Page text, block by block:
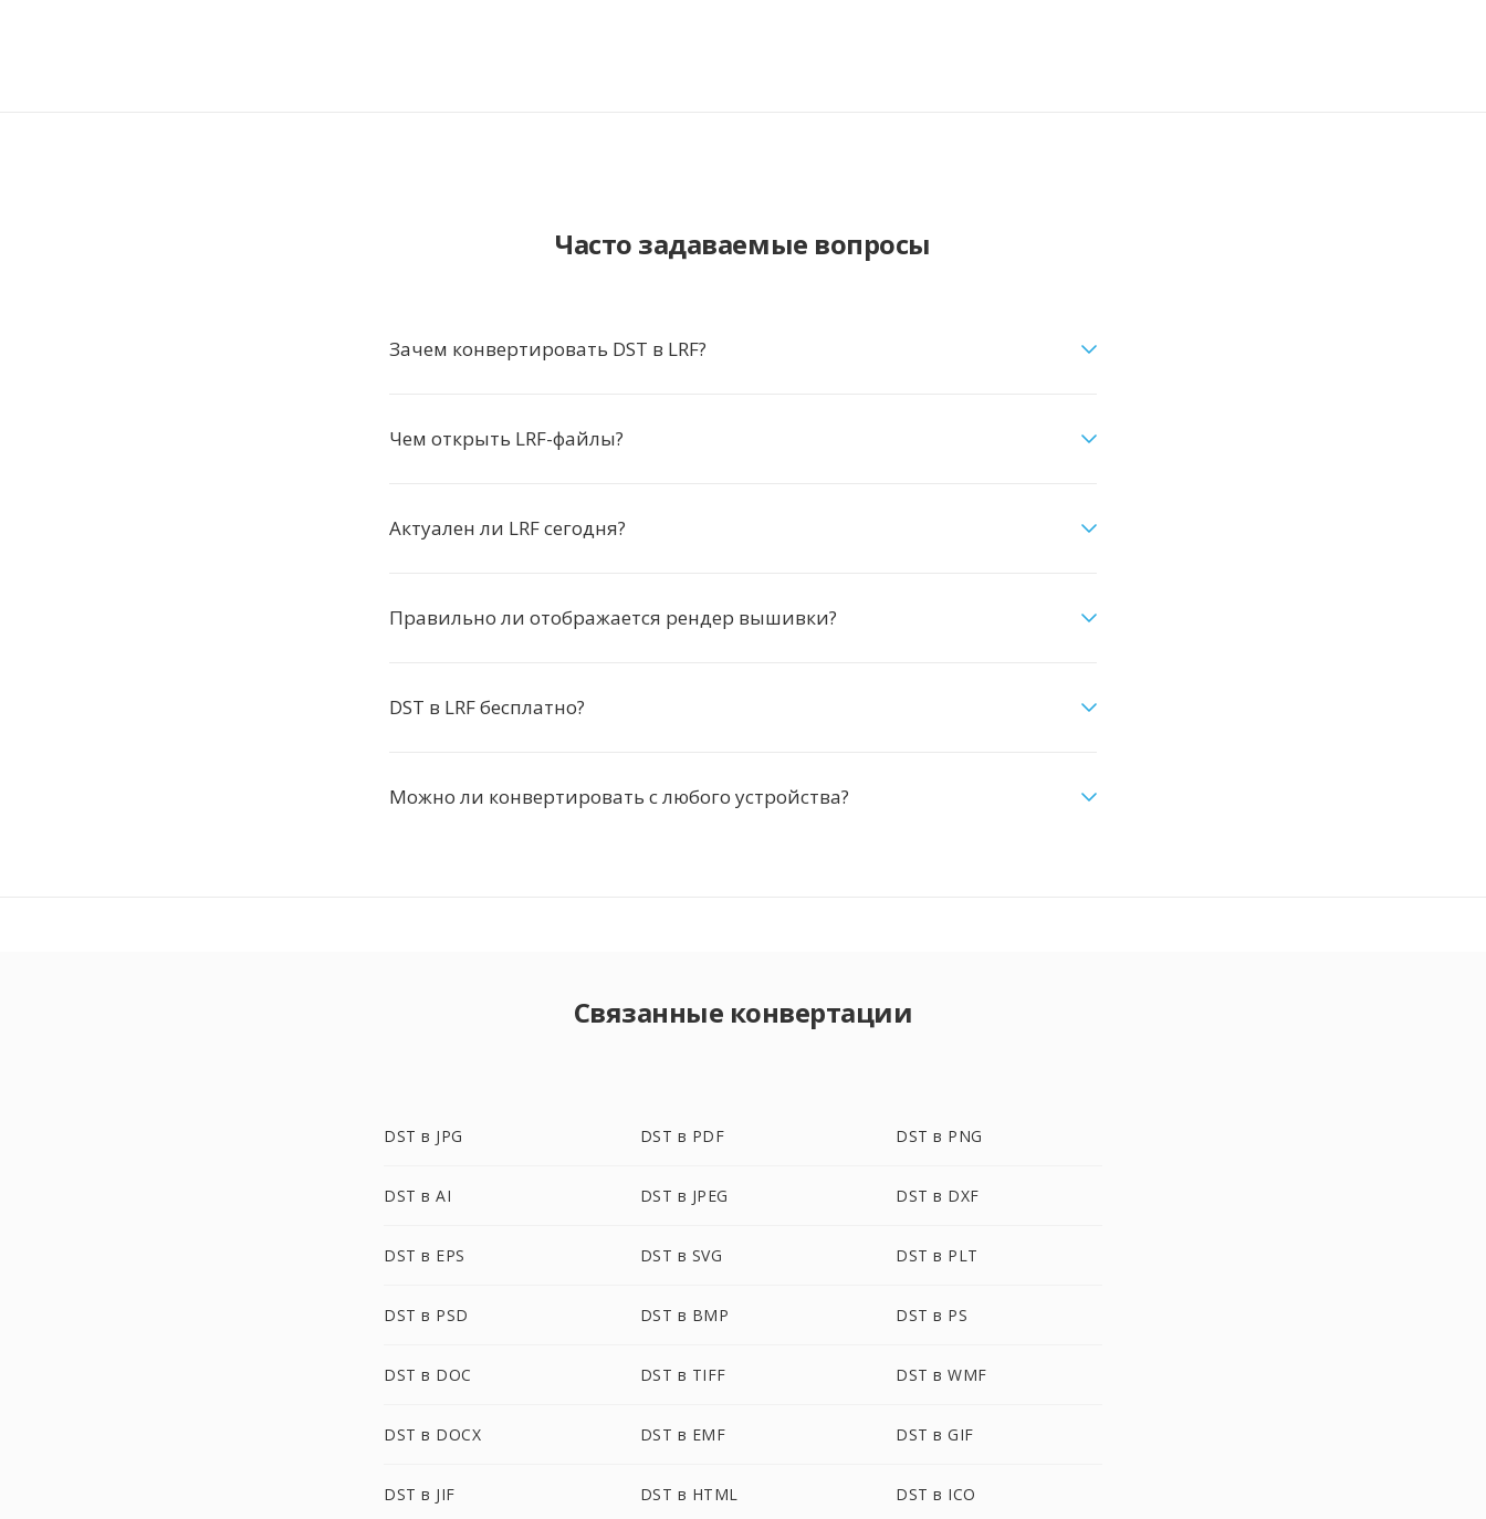
Часто задаваемые вопросы
Зачем конвертировать DST в LRF?
Чем открыть LRF-файлы?
Актуален ли LRF сегодня?
Правильно ли отображается рендер вышивки?
DST в LRF бесплатно?
Можно ли конвертировать с любого устройства?
Связанные конвертации
DST в JPG DST в PDF DST в PNG
DST в AI DST в JPEG DST в DXF
DST в EPS DST в SVG DST в PLT
DST в PSD DST в BMP DST в PS
DST в DOC DST в TIFF DST в WMF
DST в DOCX DST в EMF DST в GIF
DST в JIF DST в HTML DST в ICO